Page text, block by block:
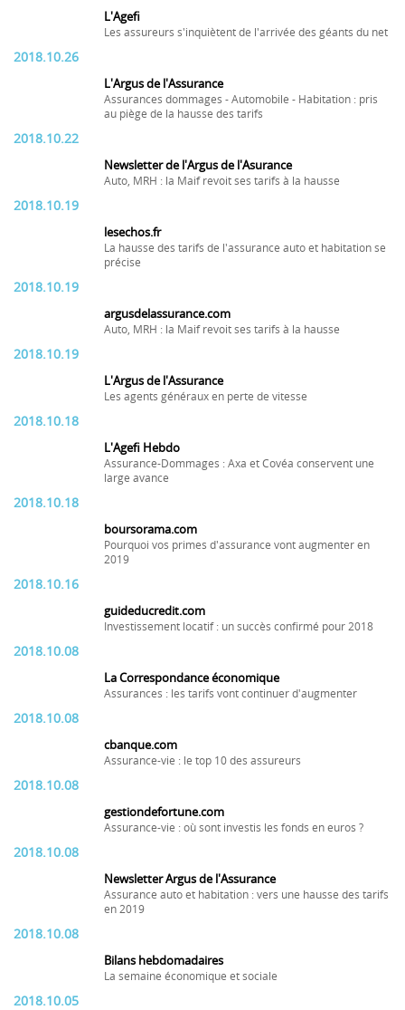
L'Agefi
Les assureurs s'inquiètent de l'arrivée des géants du net
2018.10.26
L'Argus de l'Assurance
Assurances dommages - Automobile - Habitation : pris
au piège de la hausse des tarifs
2018.10.22
Newsletter de l'Argus de l'Asurance
Auto, MRH : la Maif revoit ses tarifs à la hausse
2018.10.19
lesechos.fr
La hausse des tarifs de l'assurance auto et habitation se
précise
2018.10.19
argusdelassurance.com
Auto, MRH : la Maif revoit ses tarifs à la hausse
2018.10.19
L'Argus de l'Assurance
Les agents généraux en perte de vitesse
2018.10.18
L'Agefi Hebdo
Assurance-Dommages : Axa et Covéa conservent une
large avance
2018.10.18
boursorama.com
Pourquoi vos primes d'assurance vont augmenter en
2019
2018.10.16
guideducredit.com
Investissement locatif : un succès confirmé pour 2018
2018.10.08
La Correspondance économique
Assurances : les tarifs vont continuer d'augmenter
2018.10.08
cbanque.com
Assurance-vie : le top 10 des assureurs
2018.10.08
gestiondefortune.com
Assurance-vie : où sont investis les fonds en euros ?
2018.10.08
Newsletter Argus de l'Assurance
Assurance auto et habitation : vers une hausse des tarifs
en 2019
2018.10.08
Bilans hebdomadaires
La semaine économique et sociale
2018.10.05